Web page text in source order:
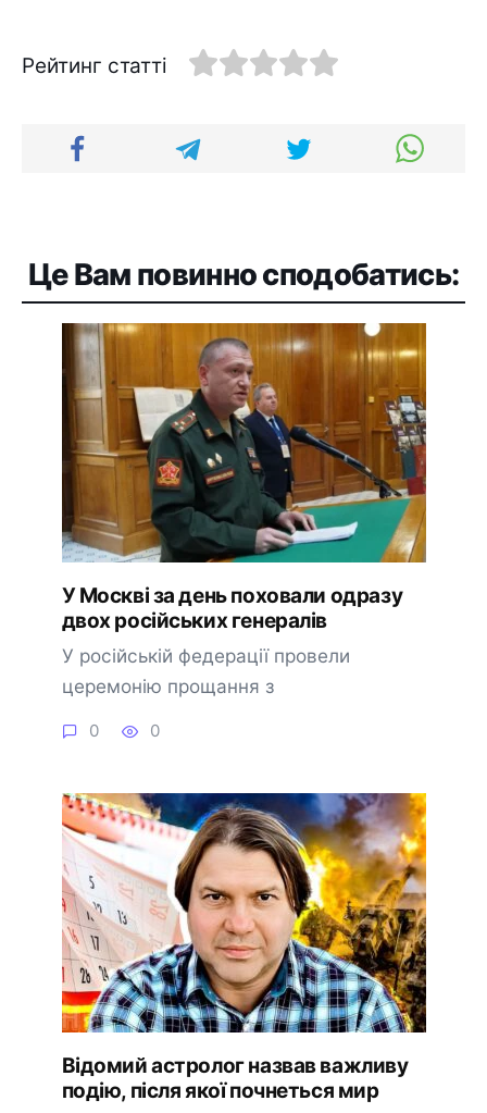
Рейтинг статті
Це Вам повинно сподобатись:
У Москві за день поховали одразу
двох російських генералів
У російській федерації провели
церемонію прощання з
0 0
Відомий астролог назвав важливу
подію, після якої почнеться мир